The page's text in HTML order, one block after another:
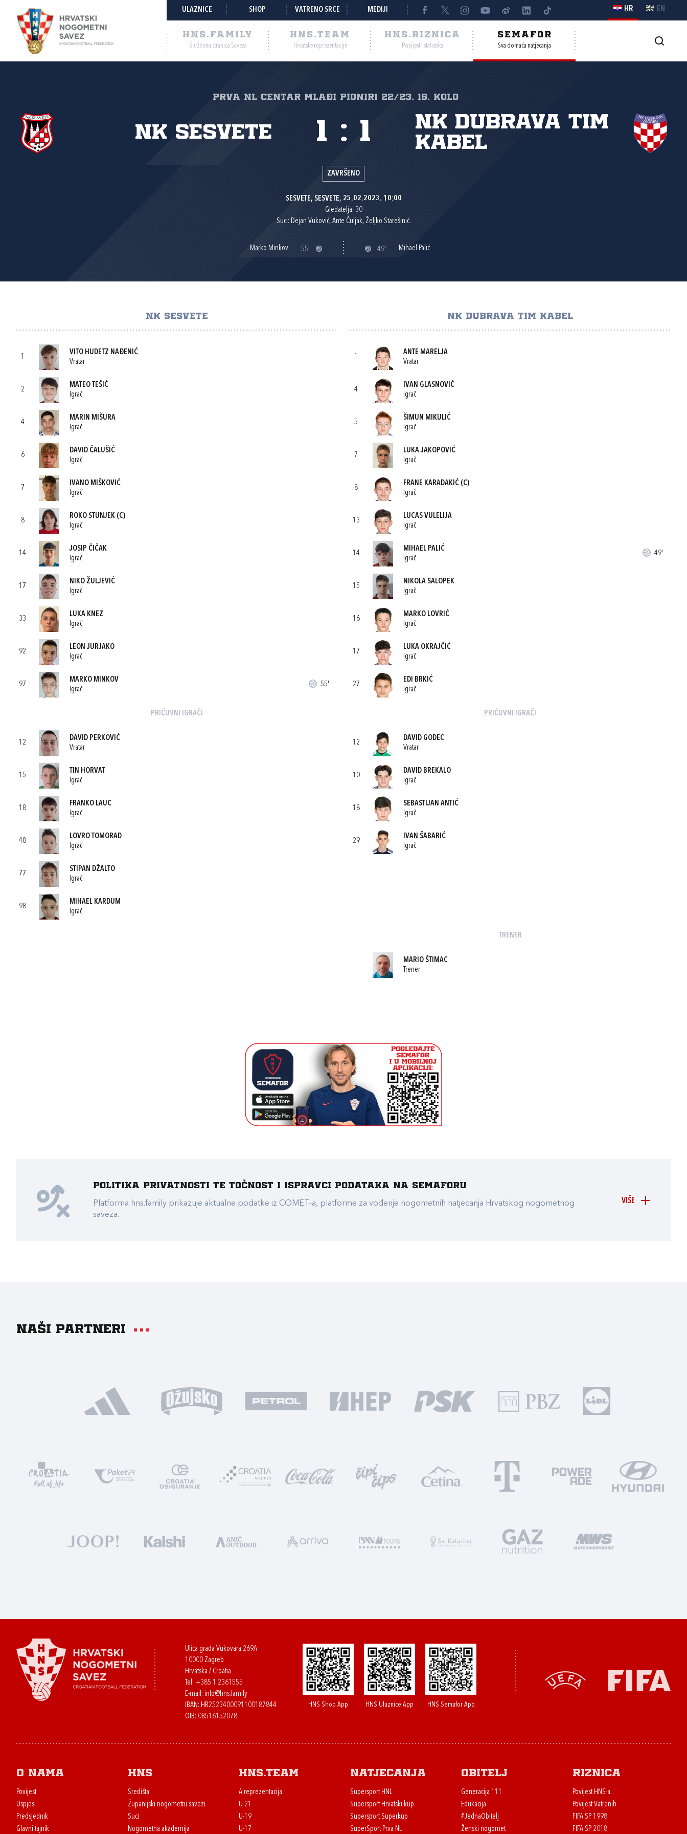
ULAZNICE SHOP VATRENO SRCE MEDIJI HR EN
HNS.FAMILY
Službena stranica Saveza
HNS.TEAM
Hrvatske reprezentacije
HNS.RIZNICA
Povijest i statistika
SEMAFOR
Sva domaća natjecanja
Prva NL Centar mlađi pioniri 22/23, 16. kolo
NK Sesvete
NK Dubrava Tim
Kabel
1 : 1
ZAVRŠENO
SESVETE, SESVETE, 25.02.2023. 10:00
Gledatelja: 30
Suci: Dejan Vuković, Ante Čuljak, Željko Starešinić.
Marko Minkov 55' 49' Mihael Palić
NK SESVETE
1
VITO HUDETZ NAĐENIĆ
Vratar
2
MATEO TEŠIĆ
Igrač
4
MARIN MIŠURA
Igrač
6
DAVID ČALUŠIĆ
Igrač
7
IVANO MIŠKOVIĆ
Igrač
8
ROKO STUNJEK (C)
Igrač
14
JOSIP ČIČAK
Igrač
17
NIKO ŽULJEVIĆ
Igrač
33
LUKA KNEZ
Igrač
92
LEON JURJAKO
Igrač
97
MARKO MINKOV
Igrač
55'
PRIČUVNI IGRAČI
12
DAVID PERKOVIĆ
Vratar
15
TIN HORVAT
Igrač
18
FRANKO LAUC
Igrač
48
LOVRO TOMORAD
Igrač
77
STIPAN DŽALTO
Igrač
98
MIHAEL KARDUM
Igrač
NK DUBRAVA TIM KABEL
1
ANTE MARELJA
Vratar
4
IVAN GLASNOVIĆ
Igrač
5
ŠIMUN MIKULIĆ
Igrač
7
LUKA JAKOPOVIĆ
Igrač
8
FRANE KARADAKIĆ(C)
Igrač
13
LUCAS VULELIJA
Igrač
14
MIHAEL PALIĆ
Igrač
49'
15
NIKOLA SALOPEK
Igrač
16
MARKO LOVRIĆ
Igrač
17
LUKA OKRAJČIĆ
Igrač
27
EDI BRKIĆ
Igrač
PRIČUVNI IGRAČI
12
DAVID GODEC
Vratar
10
DAVID BREKALO
Igrač
18
SEBASTIJAN ANTIĆ
Igrač
29
IVAN ŠABARIĆ
Igrač
TRENER
MARIO ŠTIMAC
Trener
VIŠE
Politika privatnosti te točnost i ispravci podataka na Semaforu
Platforma hns.family prikazuje aktualne podatke iz COMET-a, platforme za vođenje nogometnih natjecanja Hrvatskog nogometnog
saveza.
Naši partneri
Ulica grada Vukovara 269A
10000 Zagreb
Hrvatska / Croatia
Tel: +385 1 2361555
E-mail: info@hns.family
IBAN: HR2523400091100187844
OIB: 08516152078
HNS Shop App HNS Ulaznice App HNS Semafor App
O nama
Povijest
Uspjesi
Predsjednik
Glavni tajnik
HNS
Središta
Županijski nogometni savezi
Suci
Nogometna akademija
HNS.team
A reprezentacija
U-21
U-19
U-17
Natjecanja
Supersport HNL
Supersport Hrvatski kup
Supersport Superkup
SuperSport Prva NL
Obitelj
Generacija 111
Edukacija
#JednaObitelj
Ženski nogomet
Riznica
Povijest HNS-a
Povijest Vatrenih
FIFA SP 1998.
FIFA SP 2018.